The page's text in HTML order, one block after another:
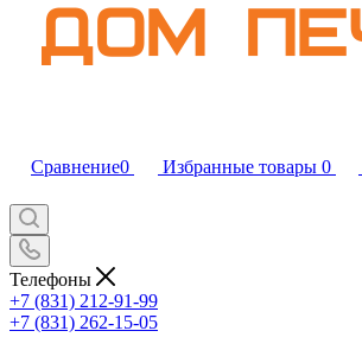
Сравнение0 Избранные товары 0
Телефоны
+7 (831) 212-91-99
+7 (831) 262-15-05